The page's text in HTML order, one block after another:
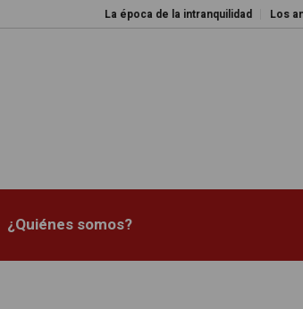
La época de la intranquilidad Los amos del
¿Quiénes somos?